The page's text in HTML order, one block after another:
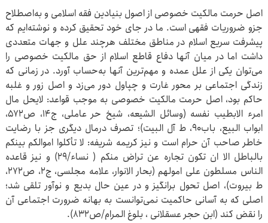
اصل حرمت مالکیت خصوصی از اصول بنیادین فقه اسلامی و به‌اصطلاح
جزو ضروریات فقهی است. ما در جای خود تحقیق کرده و نوشته‌ایم که
پیشرفت سریع اسلام در مناطق مختلف هرچند علل و جهات متعددی
داشت اما در میان آنها دفاع قاطع اسلام از حق مالکیت خصوصی را
می‌توان یکی از علل عمده و مهم‌ترین آنها به‌حساب آورد. در زمانی که
زندگی اجتماعی بر محور غارت و چپاول دور می‌زد و اصل زور و غلبه
حاکم بود، اصل حرمت مالکیت خصوصی به موجب قواعد: لایحل مال
امرء الابطیب نفسه (وسائل الشیعه، شیخ حر عاملی، ج۱۴، ص۵۷۲،
ابواب البیع، باب۹۰، ط آل البیت)؛ تصرف درمال دیگری جز با رضایت
خاطر صاحب آن حرام است و نیز کریمه شریفه: لا تأکلوا اموالکم بینکم
بالباطل الا ان تکون تجاره عن تراض منکم ( نساء/۲۹) و نیز قاعده
الناس مسلطون علی امولهم (بحار الانوار، علامه مجلسی، ج۲، ص۲۷۲،
ط بیروت)، اصل تحول برانگیز و در عین حال بدیع و نوآور تلقی شد؛
اصلی که به آسانی حاکمیت نمی‌توانست به بهانه ضرورت اجتماعی آن
را نقض کند (ابن حجر عسقلانی ، بلوغ المرام/ص۸۳۲).